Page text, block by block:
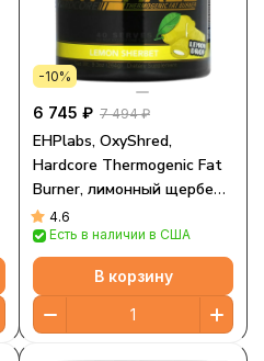
-10%
6 745 ₽ 7 494 ₽
EHPlabs, OxyShred,
Hardcore Thermogenic Fat
Burner, лимонный щербет,
264 г (9,3 унции)
4.6
Есть в наличии в США
В корзину